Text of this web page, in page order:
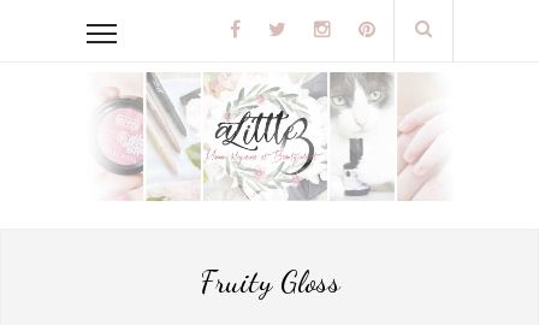
Fruity Gloss